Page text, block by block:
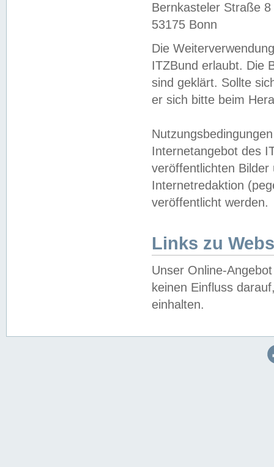
Bernkasteler Straße 8
53175 Bonn
Die
ITZBund erlaubt. Die
sind geklärt. Sollte
er sich bitte beim
Internetangebot des
veröffentlichten
Internetredaktion
veröffentlicht werden.
Links zu
Unser Online-
keinen Einfluss
einhalten.